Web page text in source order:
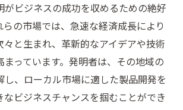
がビジネスの成功を収めるための絶好
らの市場では、急速な経済成長により
々と生まれ、革新的なアイデアや技術
まっています。発明者は、その地域の
し、ローカル市場に適した製品開発を
なビジネスチャンスを掴むことができ